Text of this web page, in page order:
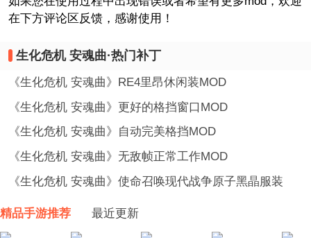
在下方评论区反馈，感谢使用！
生化危机 安魂曲·热门补丁
《生化危机 安魂曲》RE4里昂休闲装MOD
《生化危机 安魂曲》更好的格挡窗口MOD
《生化危机 安魂曲》自动完美格挡MOD
《生化危机 安魂曲》无敌帧正常工作MOD
《生化危机 安魂曲》使命召唤现代战争原子黑晶服装
MOD
精品手游推荐 最近更新